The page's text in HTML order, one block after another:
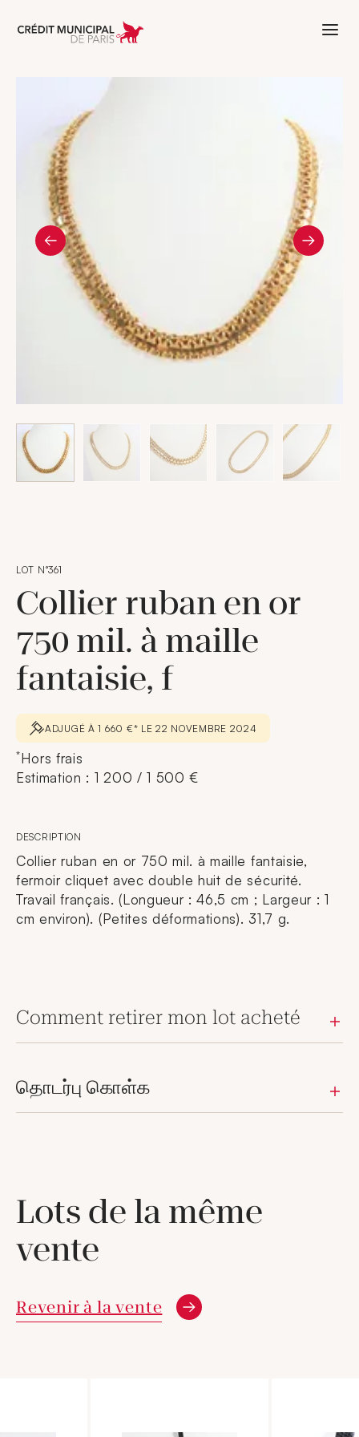
Aller à l'accueil de Crédit Municipal
LOT N°361
Collier ruban en or
750 mil. à maille
fantaisie, f
ADJUGÉ À 1 660 €* LE 22 NOVEMBRE 2024
*Hors frais
Estimation : 1 200 / 1 500 €
DESCRIPTION
Collier ruban en or 750 mil. à maille fantaisie,
fermoir cliquet avec double huit de sécurité.
Travail français. (Longueur : 46,5 cm ; Largeur : 1
cm environ). (Petites déformations). 31,7 g.
Comment retirer mon lot acheté
தொடர்பு கொள்க
Lots de la même
vente
Revenir à la vente